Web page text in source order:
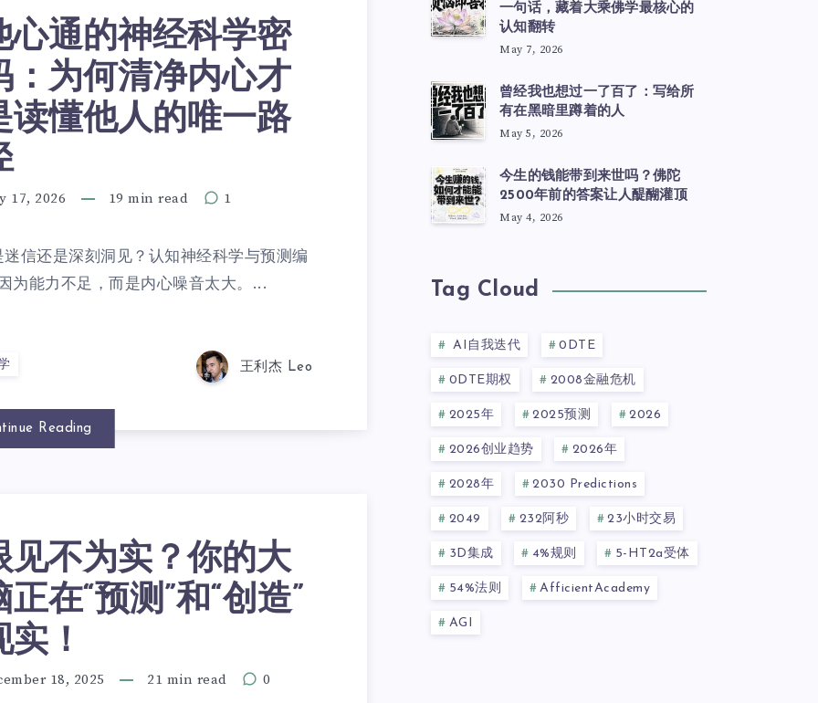
心通的神经科学密
：为何清净内心才
读懂他人的唯一路
17, 2026 19 min read 1
信还是深刻洞见？认知神经科学与预测编
为能力不足，而是内心噪音太大。...
王利杰 Leo
Reading
见不为实？你的大
正在“预测”和“创造”
实！
18, 2025 21 min read 0
一句话，藏着大乘佛学最核心的
认知翻转
May 7, 2026
曾经我也想过一了百了：写给所
有在黑暗里蹲着的人
May 5, 2026
今生的钱能带到来世吗？佛陀
2500年前的答案让人醍醐灌顶
May 4, 2026
Tag Cloud
AI自我迭代 0DTE
0DTE期权 2008金融危机
2025年 2025预测 2026
2026创业趋势 2026年
2028年 2030 Predictions
2049 232阿秒 23小时交易
3D集成 4%规则 5-HT2a受体
54%法则 AfficientAcademy
AGI